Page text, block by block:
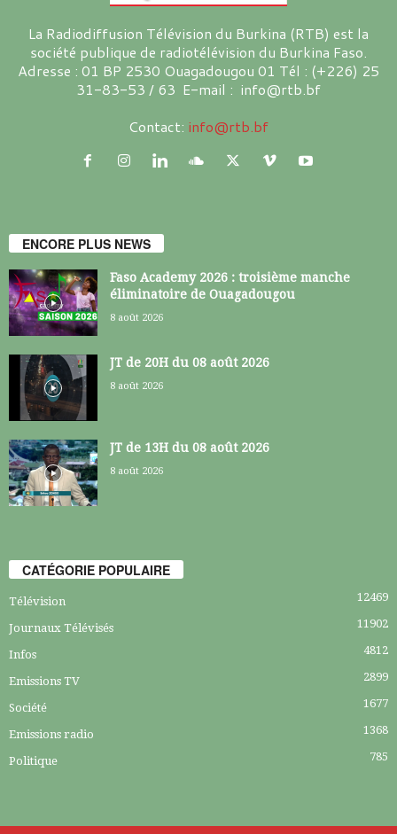
La Radiodiffusion Télévision du Burkina (RTB) est la
société publique de radiotélévision du Burkina Faso.
Adresse : 01 BP 2530 Ouagadougou 01 Tél : (+226) 25
31-83-53 / 63 E-mail : info@rtb.bf
Contact: info@rtb.bf
ENCORE PLUS NEWS
Faso Academy 2026 : troisième manche
éliminatoire de Ouagadougou
8 août 2026
JT de 20H du 08 août 2026
8 août 2026
JT de 13H du 08 août 2026
8 août 2026
CATÉGORIE POPULAIRE
Télévision 12469
Journaux Télévisés 11902
Infos 4812
Emissions TV 2899
Société 1677
Emissions radio 1368
Politique 785